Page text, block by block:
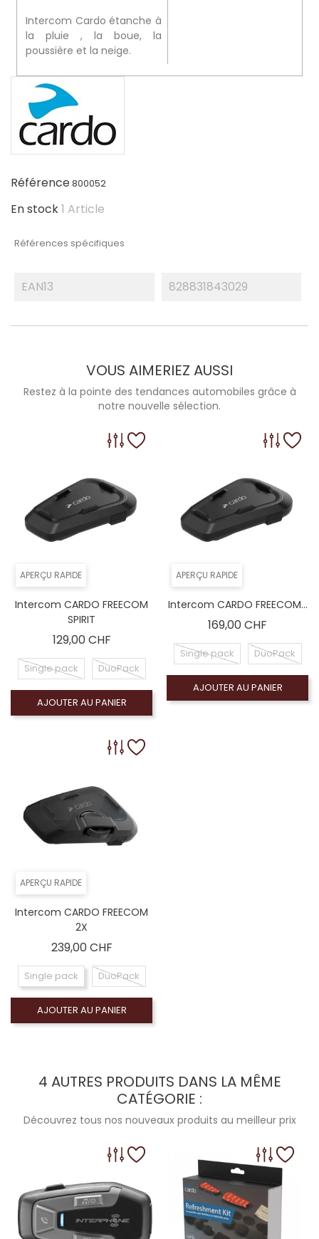
Intercom Cardo étanche à
la pluie , la boue, la
poussière et la neige.
Référence800052
En stock1 Article
Références spécifiques
EAN13 828831843029
VOUS AIMERIEZ AUSSI
Restez à la pointe des tendances automobiles grâce à
notre nouvelle sélection.
APERÇU RAPIDE
Intercom CARDO FREECOM
SPIRIT
129,00 CHFPrix
Single pack DuoPack
AJOUTER AU PANIER
APERÇU RAPIDE
Intercom CARDO FREECOM...
169,00 CHF
Single pack DuoPack
AJOUTER AU PANIER
APERÇU RAPIDE
Intercom CARDO FREECOM
2X
239,00 CHFPrix
Single pack DuoPack
AJOUTER AU PANIER
4 AUTRES PRODUITS DANS LA MÊME
CATÉGORIE :
Découvrez tous nos nouveaux produits au meilleur prix